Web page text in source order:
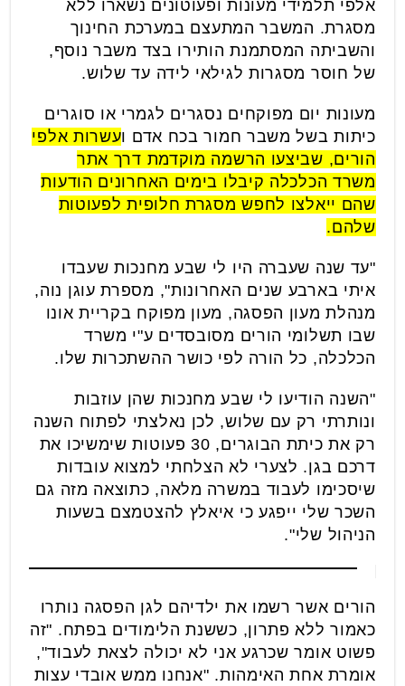
אלפי תלמידי מעונות ופעוטונים נשארו ללא
מסגרת. המשבר המתעצם במערכת החינוך
והשביתה המסתמנת הותירו בצד משבר נוסף,
של חוסר מסגרות לגילאי לידה עד שלוש.
מעונות יום מפוקחים נסגרים לגמרי או סוגרים
כיתות בשל משבר חמור בכח אדם ועשרות אלפי
הורים, שביצעו הרשמה מוקדמת דרך אתר
משרד הכלכלה קיבלו בימים האחרונים הודעות
שהם ייאלצו לחפש מסגרת חלופית לפעוטות
שלהם.
"עד שנה שעברה היו לי שבע מחנכות שעבדו
איתי בארבע שנים האחרונות", מספרת עוגן נוה,
מנהלת מעון הפסגה, מעון מפוקח בקריית אונו
שבו תשלומי הורים מסובסדים ע"י משרד
הכלכלה, כל הורה לפי כושר ההשתכרות שלו.
"השנה הודיעו לי שבע מחנכות שהן עוזבות
ונותרתי רק עם שלוש, לכן נאלצתי לפתוח השנה
רק את כיתת הבוגרים, 30 פעוטות שימשיכו את
דרכם בגן. לצערי לא הצלחתי למצוא עובדות
שיסכימו לעבוד במשרה מלאה, כתוצאה מזה גם
השכר שלי ייפגע כי איאלץ להצטמצם בשעות
הניהול שלי".
הורים אשר רשמו את ילדיהם לגן הפסגה נותרו
כאמור ללא פתרון, כששנת הלימודים בפתח. "זה
פשוט אומר שכרגע אני לא יכולה לצאת לעבוד",
אומרת אחת האימהות. "אנחנו ממש אובדי עצות